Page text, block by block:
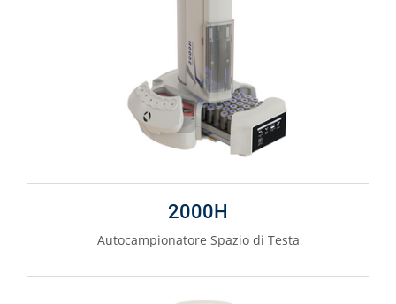
2000H
Autocampionatore Spazio di Testa